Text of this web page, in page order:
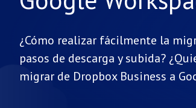
¿Cómo realizar fácilmente la
pasos de descarga y subida?
migrar de Dropbox Business a